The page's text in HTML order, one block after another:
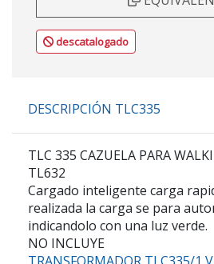
descatalogado
DESCRIPCIÓN TLC335
TLC 335 CAZUELA PARA
TL632
Cargado inteligente carga
realizada la carga se para
indicandolo con una luz verde.
NO INCLUYE